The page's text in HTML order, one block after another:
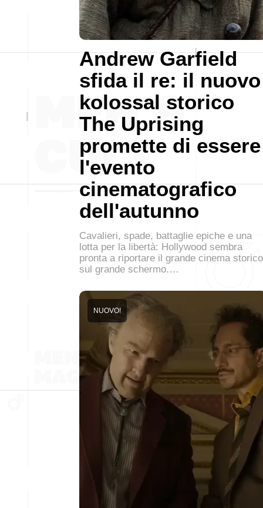
Andrew Garfield
sfida il re: il nuovo
kolossal storico
The Uprising
promette di essere
l'evento
cinematografico
dell'autunno
Cavalieri, spade, battaglie epiche e una
lotta per la libertà: Hollywood sembra
pronta a riportare il grande cinema storico
sul grande schermo.…
NUOVO!